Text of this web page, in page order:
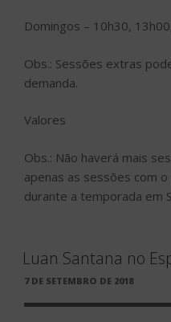
Domingos – 10h30,
Obs.: Sessões extras
demanda.
Valores
Obs.: Não haverá mais
apenas as sessões com
durante a temporada em
Luan Santana no
PUBLICADO
7 DE SETEMBRO DE 2018